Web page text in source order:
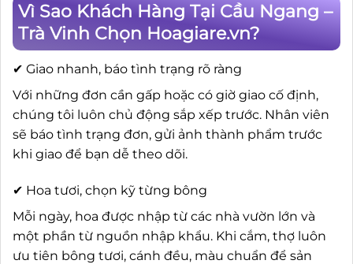
Vì Sao Khách Hàng Tại Cầu Ngang –
Trà Vinh Chọn Hoagiare.vn?
✔ Giao nhanh, báo tình trạng rõ ràng
Với những đơn cần gấp hoặc có giờ giao cố định,
chúng tôi luôn chủ động sắp xếp trước. Nhân viên
sẽ báo tình trạng đơn, gửi ảnh thành phẩm trước
khi giao để bạn dễ theo dõi.
✔ Hoa tươi, chọn kỹ từng bông
Mỗi ngày, hoa được nhập từ các nhà vườn lớn và
một phần từ nguồn nhập khẩu. Khi cắm, thợ luôn
ưu tiên bông tươi, cánh đều, màu chuẩn để sản